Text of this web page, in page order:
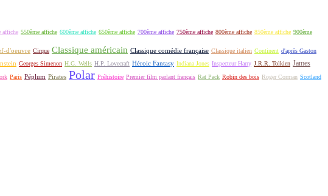
affiche 550ème affiche 600ème affiche 650ème affiche 700ème affiche 750ème affiche 800ème affiche 850ème affiche 900ème
d'oeuvre Cirque Classique américain Classique comédie française Classique italien Continent d'après Gaston
Georges Simenon H.G. Wells H.P. Lovecraft Héroic Fantasy Indiana Jones Inspecteur Harry J.R.R. Tolkien James
Paris Péplum Pirates Polar Préhistoire Premier film parlant français Rat Pack Robin des bois Roger Corman Scotland